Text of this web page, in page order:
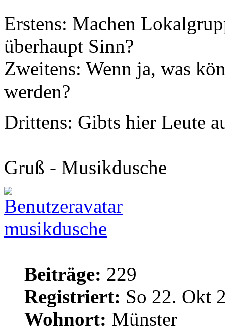
Erstens: Machen
überhaupt Sinn?
Zweitens: Wenn ja, was
werden?
Drittens: Gibts hier Leute
Gruß - Musikdusche
musikdusche
Beiträge: 229
Registriert: So 22. Okt
Wohnort: Münster